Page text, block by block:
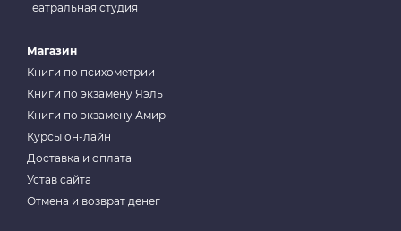
Театральная студия
Магазин
Книги по психометрии
Книги по экзамену Яэль
Книги по экзамену Амир
Курсы он-лайн
Доставка и оплата
Устав сайта
Отмена и возврат денег